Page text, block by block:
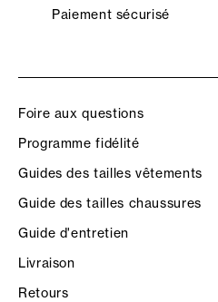
Paiement sécurisé
Foire aux questions
Programme fidélité
Guides des tailles vêtements
Guide des tailles chaussures
Guide d'entretien
Livraison
Retours